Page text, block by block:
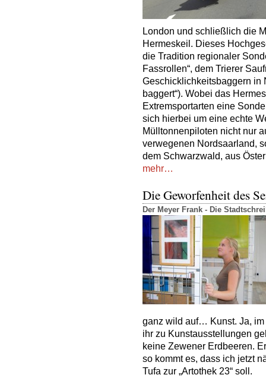
London und schließlich die
Hermeskeil. Dieses
die Tradition regionaler
Fassrollen“, dem Trierer
Geschicklichkeitsbaggern in
baggert“). Wobei das
Extremsportarten eine
sich hierbei um eine echte
Mülltonnenpiloten nicht nur
verwegenen Nordsaarland,
dem Schwarzwald, aus
mehr…
Die Geworfenheit des
Der Meyer Frank - Die
ganz wild auf… Kunst. Ja, im
ihr zu Kunstausstellungen
keine Zewener Erdbeeren.
so kommt es, dass ich jetzt
Tufa zur „Artothek 23“ soll.